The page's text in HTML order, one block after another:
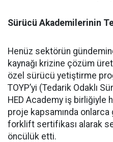
Sürücü Akademilerinin
Henüz sektörün
kaynağı krizine çözüm
özel sürücü yetiştirme
TOYP’yi (Tedarik Odaklı
HED Academy iş birliğiyle
proje kapsamında onlarca
forklift sertifikası alarak
öncülük etti.